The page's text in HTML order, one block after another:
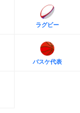
ラグビー
バスケ代表